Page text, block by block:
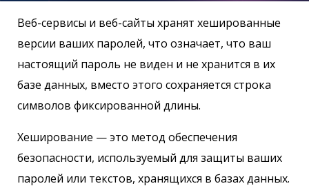
Веб-сервисы и веб-сайты хранят хешированные
версии ваших паролей, что означает, что ваш
настоящий пароль не виден и не хранится в их
базе данных, вместо этого сохраняется строка
символов фиксированной длины.
Хеширование — это метод обеспечения
безопасности, используемый для защиты ваших
паролей или текстов, хранящихся в базах данных.